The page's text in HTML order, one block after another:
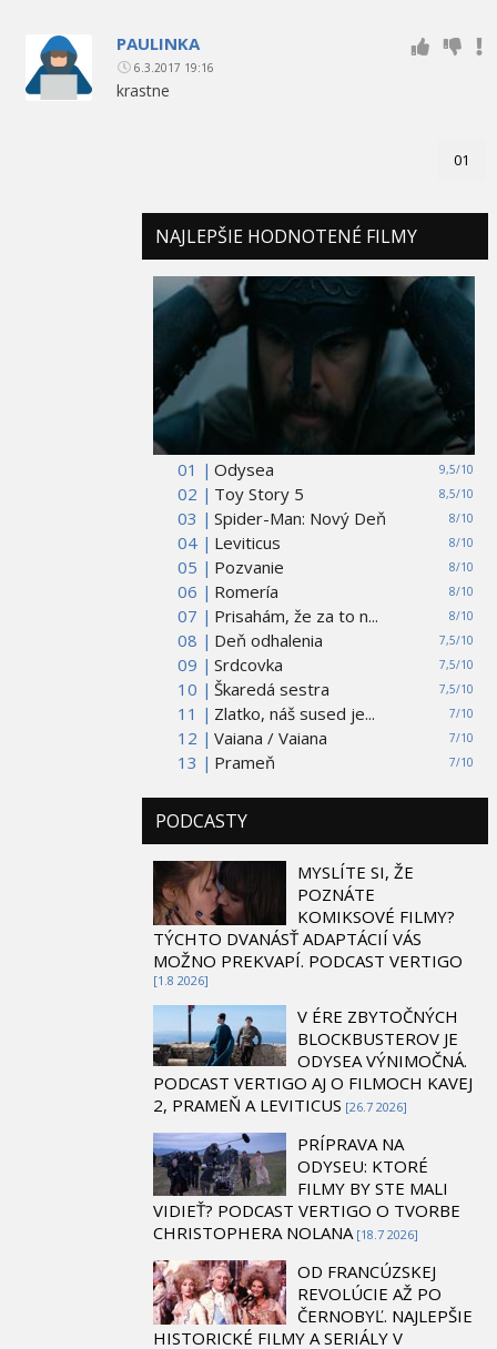
PAULINKA
6.3.2017 19:16
krastne
01
NAJLEPŠIE HODNOTENÉ FILMY
01 | 9,5/10
Odysea
02 |
8,5/10
Toy Story 5
03 |
8/10
Spider-Man: Nový Deň
04 |
8/10
Leviticus
05 |
8/10
Pozvanie
06 |
8/10
Romería
07 |
8/10
Prisahám, že za to n...
08 |
7,5/10
Deň odhalenia
09 |
7,5/10
Srdcovka
10 |
7,5/10
Škaredá sestra
11 |
7/10
Zlatko, náš sused je...
12 |
7/10
Vaiana / Vaiana
13 |
7/10
Prameň
PODCASTY
MYSLÍTE SI, ŽE
POZNÁTE
KOMIKSOVÉ FILMY?
TÝCHTO DVANÁSŤ ADAPTÁCIÍ VÁS
MOŽNO PREKVAPÍ. PODCAST VERTIGO
[1.8 2026]
V ÉRE ZBYTOČNÝCH
BLOCKBUSTEROV JE
ODYSEA VÝNIMOČNÁ.
PODCAST VERTIGO AJ O FILMOCH KAVEJ
2, PRAMEŇ A LEVITICUS [26.7 2026]
PRÍPRAVA NA
ODYSEU: KTORÉ
FILMY BY STE MALI
VIDIEŤ? PODCAST VERTIGO O TVORBE
CHRISTOPHERA NOLANA [18.7 2026]
OD FRANCÚZSKEJ
REVOLÚCIE AŽ PO
ČERNOBYĽ. NAJLEPŠIE
HISTORICKÉ FILMY A SERIÁLY V